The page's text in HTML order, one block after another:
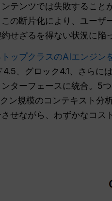
テンツでは失敗するこ
の断片化により、ユー
せざるを得ない状況に陥
ップクラスのAIエンジン
4.5、グロック4.1、さらに
ターフェースに統合。5
ン規模のコンテキスト分
せながら、わずかなコス